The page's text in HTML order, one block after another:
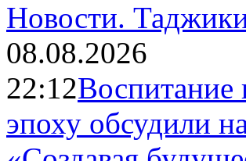
Новости.
08.08.2026
22:12
эпоху обсудили